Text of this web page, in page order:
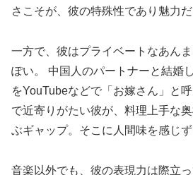
さこそが、彼の特殊性であり魅力だ
一方で、彼はプライベートなあん
ぽい。 中国人のパートナーと結婚
をYouTubeなどで「お嫁さん」と
で近寄りがたい彼が、料理上手な
ぶギャップ。そこに人間味を感じず
音楽以外でも、彼の表現力は際立